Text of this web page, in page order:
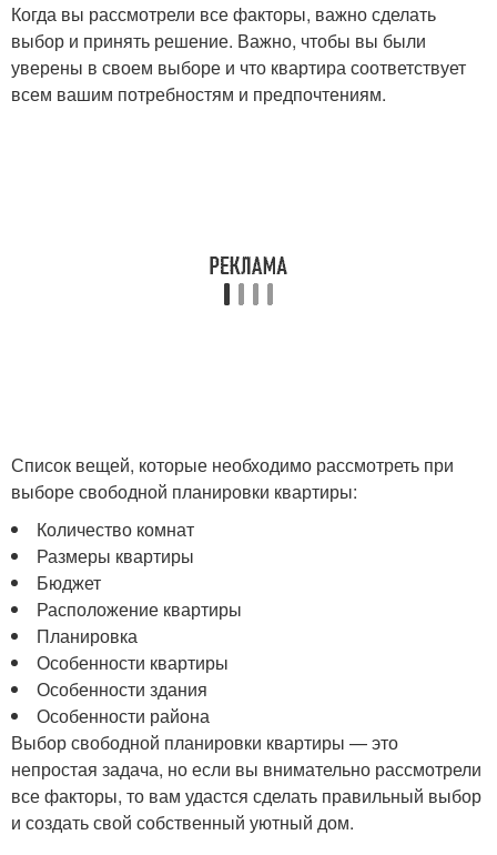
Когда вы рассмотрели все факторы, важно сделать
выбор и принять решение. Важно, чтобы вы были
уверены в своем выборе и что квартира соответствует
всем вашим потребностям и предпочтениям.
Список вещей, которые необходимо рассмотреть при
выборе свободной планировки квартиры:
Количество комнат
Размеры квартиры
Бюджет
Расположение квартиры
Планировка
Особенности квартиры
Особенности здания
Особенности района
Выбор свободной планировки квартиры — это
непростая задача, но если вы внимательно рассмотрели
все факторы, то вам удастся сделать правильный выбор
и создать свой собственный уютный дом.